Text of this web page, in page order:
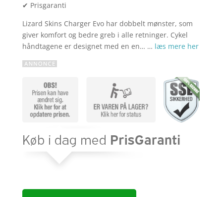
✔ Prisgaranti
Lizard Skins Charger Evo har dobbelt mønster, som
giver komfort og bedre greb i alle retninger. Cykel
håndtagene er designet med en en… … læs mere her